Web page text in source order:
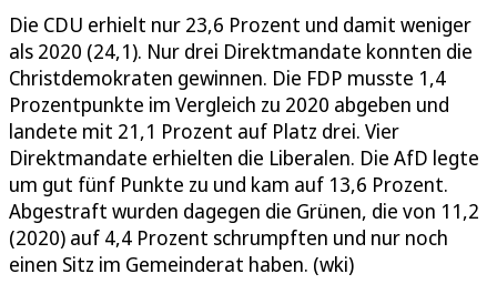
Die CDU erhielt nur 23,6 Prozent und damit weniger
als 2020 (24,1). Nur drei Direktmandate konnten die
Christdemokraten gewinnen. Die FDP musste 1,4
Prozentpunkte im Vergleich zu 2020 abgeben und
landete mit 21,1 Prozent auf Platz drei. Vier
Direktmandate erhielten die Liberalen. Die AfD legte
um gut fünf Punkte zu und kam auf 13,6 Prozent.
Abgestraft wurden dagegen die Grünen, die von 11,2
(2020) auf 4,4 Prozent schrumpften und nur noch
einen Sitz im Gemeinderat haben. (wki)